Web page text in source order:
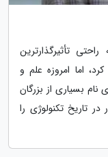
شد به راحتی تأثیرگذارترین
اما امروزه علم و
بسیاری از بزرگان
تأثیرگذار در تاریخ تکنولوژی را